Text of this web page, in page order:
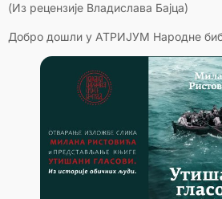
(Из рецензије Владислава Бајца)
Добро дошли у АТРИЈУМ Народне